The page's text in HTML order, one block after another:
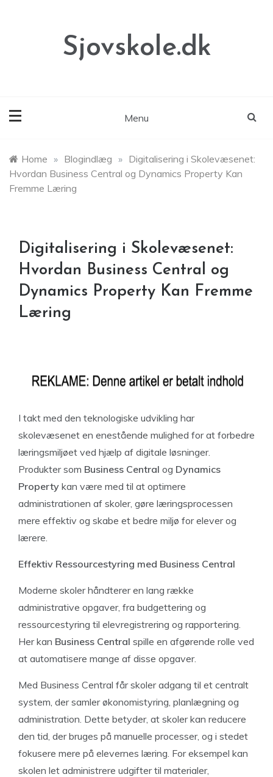
Sjovskole.dk
Menu
Home » Blogindlæg » Digitalisering i Skolevæsenet:
Hvordan Business Central og Dynamics Property Kan
Fremme Læring
Digitalisering i Skolevæsenet:
Hvordan Business Central og
Dynamics Property Kan Fremme
Læring
I takt med den teknologiske udvikling har
skolevæsenet en enestående mulighed for at forbedre
læringsmiljøet ved hjælp af digitale løsninger.
Produkter som Business Central og Dynamics
Property kan være med til at optimere
administrationen af skoler, gøre læringsprocessen
mere effektiv og skabe et bedre miljø for elever og
lærere.
Effektiv Ressourcestyring med Business Central
Moderne skoler håndterer en lang række
administrative opgaver, fra budgettering og
ressourcestyring til elevregistrering og rapportering.
Her kan Business Central spille en afgørende rolle ved
at automatisere mange af disse opgaver.
Med Business Central får skoler adgang til et centralt
system, der samler økonomistyring, planlægning og
administration. Dette betyder, at skoler kan reducere
den tid, der bruges på manuelle processer, og i stedet
fokusere mere på elevernes læring. For eksempel kan
skolen let administrere udgifter til materialer,